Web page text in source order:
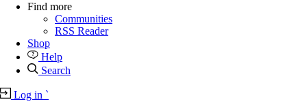
Find more
Communities
RSS Reader
Shop
Help
Search
Log in `